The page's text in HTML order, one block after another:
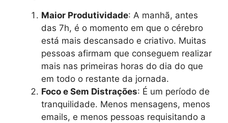
Maior Produtividade: A manhã, antes
das 7h, é o momento em que o cérebro
está mais descansado e criativo. Muitas
pessoas afirmam que conseguem realizar
mais nas primeiras horas do dia do que
em todo o restante da jornada.
Foco e Sem Distrações: É um período de
tranquilidade. Menos mensagens, menos
emails, e menos pessoas requisitando a